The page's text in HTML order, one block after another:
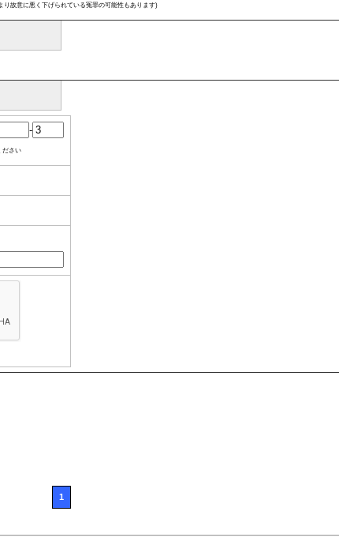
故意に悪く下げられている冤罪の可能性もあります)
-
ださい
1